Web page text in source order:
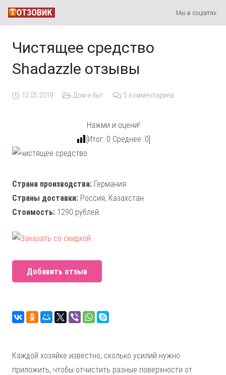
Мы в соцсетях:
Чистящее средство
Shadazzle отзывы
12.05.2019 Дом и быт 5 комментариев
Нажми и оцени!
[Итог: 0 Среднее: 0]
Страна производства: Германия
Страны доставки: Россия, Казахстан
Стоимость: 1290 рублей
Добавить отзыв
Каждой хозяйке известно, сколько усилий нужно
приложить, чтобы отчистить разные поверхности от